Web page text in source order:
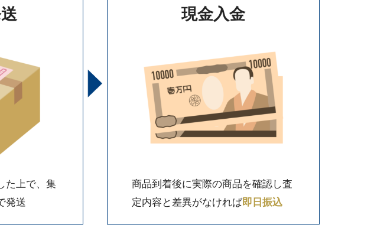
た上で、集
発送
現金入金
商品到着後に実際の商品を確認し査
定内容と差異がなければ即日振込